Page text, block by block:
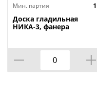
Мин. партия
1
Доска гладильная
НИКА-3, фанера